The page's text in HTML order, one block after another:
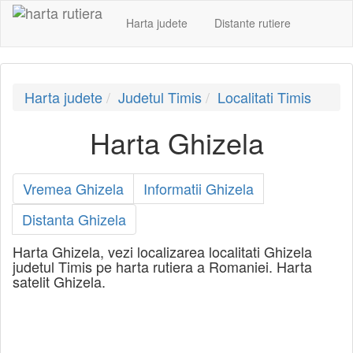
Harta judete Distante rutiere
Harta judete Judetul Timis Localitati Timis
Harta Ghizela
Vremea Ghizela
Informatii Ghizela
Distanta Ghizela
Harta Ghizela, vezi localizarea localitati Ghizela
judetul Timis pe harta rutiera a Romaniei. Harta
satelit Ghizela.